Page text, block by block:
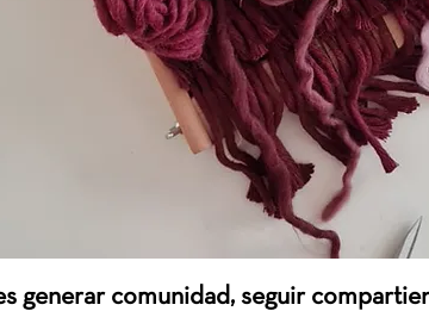
generar comunidad, seguir